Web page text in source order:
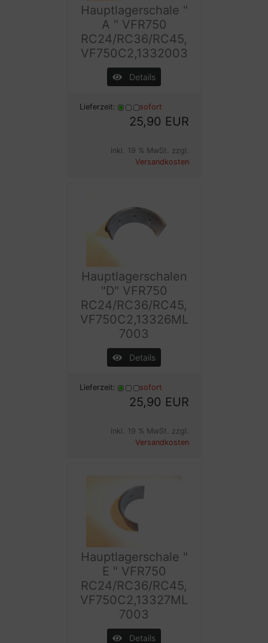
Hauptlagerschale "
A " VFR750
RC24/RC36/RC45,
VF750C2,1332003
Details
Lieferzeit: sofort
25,90 EUR
inkl. 19 % MwSt. zzgl.
Versandkosten
Hauptlagerschalen
"D" VFR750
RC24/RC36/RC45,
VF750C2,13326ML
7003
Details
Lieferzeit: sofort
25,90 EUR
inkl. 19 % MwSt. zzgl.
Versandkosten
Hauptlagerschale "
E " VFR750
RC24/RC36/RC45,
VF750C2,13327ML
7003
Details